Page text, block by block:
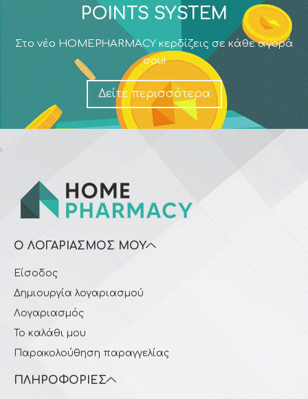
POINTS SYSTEM
Στο νέο HOMEPHARMACY κερδίζεις σε κάθε αγορά
σου!
Δείτε περισσότερα
Ο ΛΟΓΑΡΙΑΣΜΌΣ ΜΟΥ
Είσοδος
Δημιουργία λογαριασμού
Λογαριασμός
Το καλάθι μου
Παρακολούθηση παραγγελίας
ΠΛΗΡΟΦΟΡΊΕΣ